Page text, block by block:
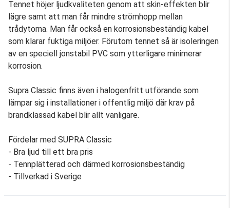
Tennet höjer ljudkvaliteten genom att skin‐effekten blir
lägre samt att man får mindre strömhopp mellan
trådytorna. Man får också en korrosionsbeständig kabel
som klarar fuktiga miljöer. Förutom tennet så är isoleringen
av en speciell jonstabil PVC som ytterligare minimerar
korrosion.
Supra Classic finns även i halogenfritt utförande som
lämpar sig i installationer i offentlig miljö där krav på
brandklassad kabel blir allt vanligare.
Fördelar med SUPRA Classic
- Bra ljud till ett bra pris
- Tennplätterad och därmed korrosionsbeständig
- Tillverkad i Sverige